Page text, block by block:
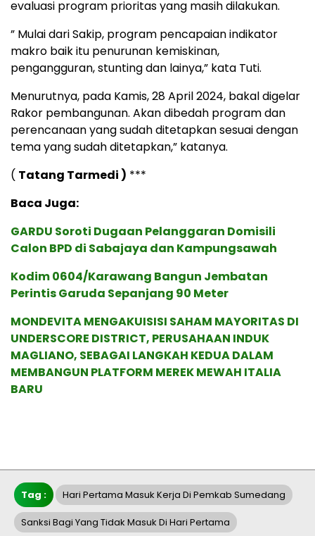
evaluasi program prioritas yang masih dilakukan.
” Mulai dari Sakip, program pencapaian indikator
makro baik itu penurunan kemiskinan,
pengangguran, stunting dan lainya,” kata Tuti.
Menurutnya, pada Kamis, 28 April 2024, bakal digelar
Rakor pembangunan. Akan dibedah program dan
perencanaan yang sudah ditetapkan sesuai dengan
tema yang sudah ditetapkan,” katanya.
( Tatang Tarmedi ) ***
Baca Juga:
GARDU Soroti Dugaan Pelanggaran Domisili
Calon BPD di Sabajaya dan Kampungsawah
Kodim 0604/Karawang Bangun Jembatan
Perintis Garuda Sepanjang 90 Meter
MONDEVITA MENGAKUISISI SAHAM MAYORITAS DI
UNDERSCORE DISTRICT, PERUSAHAAN INDUK
MAGLIANO, SEBAGAI LANGKAH KEDUA DALAM
MEMBANGUN PLATFORM MEREK MEWAH ITALIA
BARU
Tag : Hari Pertama Masuk Kerja Di Pemkab Sumedang
Sanksi Bagi Yang Tidak Masuk Di Hari Pertama